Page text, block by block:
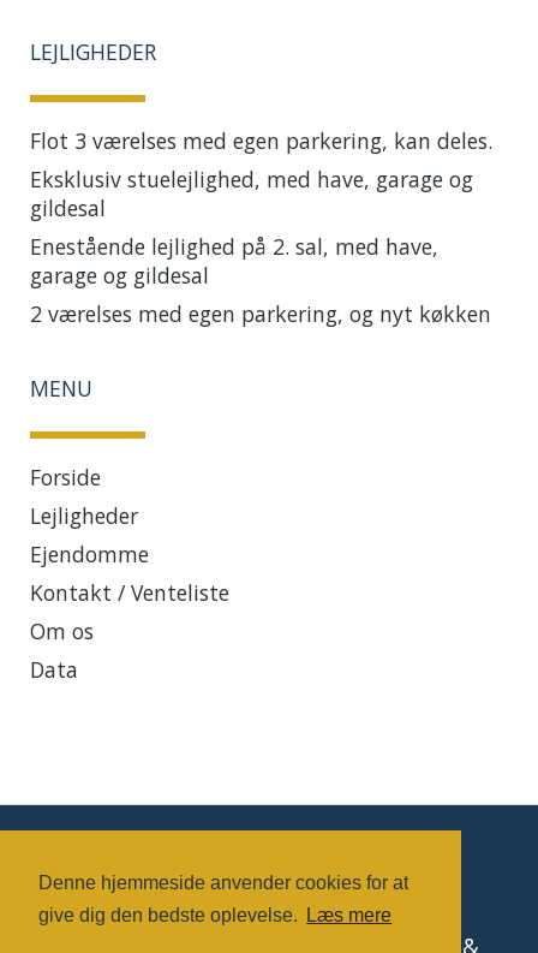
Denne hjemmeside anvender cookies for at
give dig den bedste oplevelse.
Læs mere
LEJLIGHEDER
Flot 3 værelses med egen parkering, kan deles.
Eksklusiv stuelejlighed, med have, garage og
gildesal
Enestående lejlighed på 2. sal, med have,
garage og gildesal
2 værelses med egen parkering, og nyt køkken
MENU
Forside
Lejligheder
Ejendomme
Kontakt / Venteliste
Om os
Data
Rutevejledning